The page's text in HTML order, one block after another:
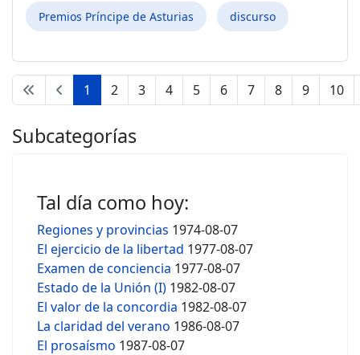
Premios Príncipe de Asturias discurso
Página 1 de 12
1 2 3 4 5 6 7 8 9 10
Subcategorías
Tal día como hoy:
Regiones y provincias 1974-08-07
El ejercicio de la libertad 1977-08-07
Examen de conciencia 1977-08-07
Estado de la Unión (I) 1982-08-07
El valor de la concordia 1982-08-07
La claridad del verano 1986-08-07
El prosaísmo 1987-08-07